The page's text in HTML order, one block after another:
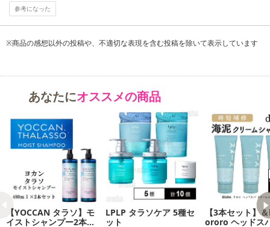
参考になった
※商品の感想以外の投稿や、不適切な表現を含む投稿を除いて表示しています
あなたにオススメの商品
【YOCCAN タラソ】モ
イストシャンプー2本セ
LPLP タラソケア 5種セ
ット
【3本セット】
ororo ヘッドス